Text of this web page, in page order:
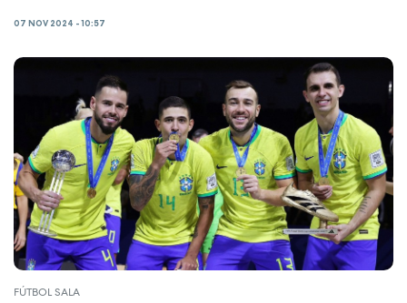
07 NOV 2024 - 10:57
FÚTBOL SALA